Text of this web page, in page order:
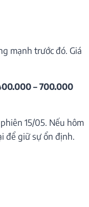
mạnh trước đó. Giá
– 700.000
15/05. Nếu hôm
để giữ sự ổn định.